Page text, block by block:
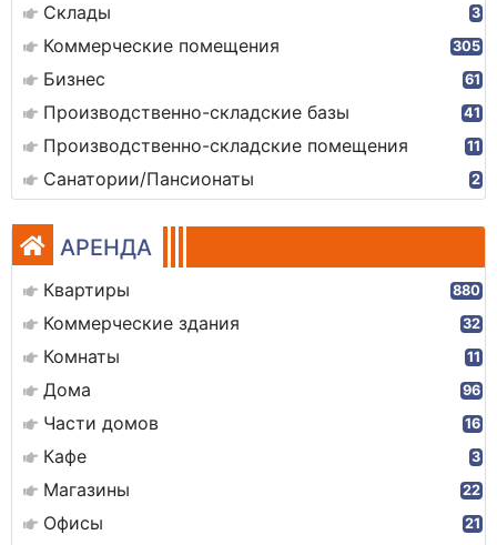
Склады 3
Коммерческие помещения 305
Бизнес 61
Производственно-складские базы 41
Производственно-складские помещения 11
Санатории/Пансионаты 2
АРЕНДА
Квартиры 880
Коммерческие здания 32
Комнаты 11
Дома 96
Части домов 16
Кафе 3
Магазины 22
Офисы 21